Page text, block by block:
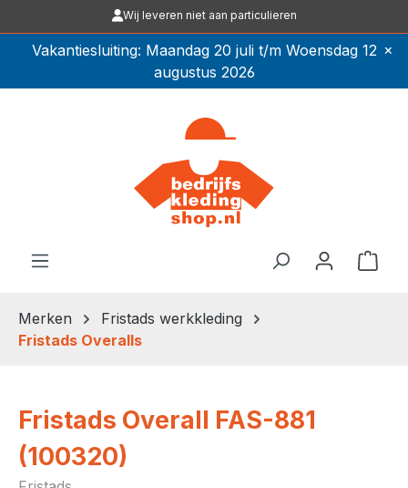
Ga naar de hoofdinhoudWij leveren niet aan particulieren
Vakantiesluiting: Maandag 20 juli t/m Woensdag 12
augustus 2026
×
Merken
Fristads werkkleding
Fristads Overalls
Fristads Overall FAS-881
(100320)